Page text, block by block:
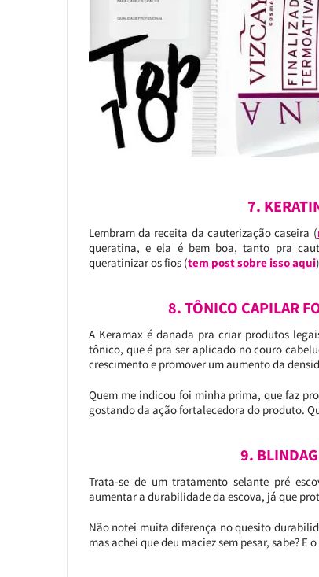
7.
Lembram da receita da cauterização caseira (
queratina, e ela é bem boa, tanto pra
queratinizar os fios (tem post sobre isso aqui
8. TÔNICO CAPILAR
A Keramax é danada pra criar produtos
tônico, que é pra ser aplicado no couro
crescimento e promover um aumento da
Quem me indicou foi minha prima, que faz
gostando da ação fortalecedora do produto.
9.
Trata-se de um tratamento selante pré
aumentar a durabilidade da escova, já que
Não notei muita diferença no quesito
mas achei que deu maciez sem pesar, sabe? E